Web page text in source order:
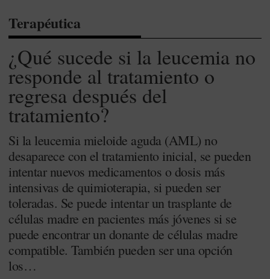
Terapéutica
¿Qué sucede si la leucemia no
responde al tratamiento o
regresa después del
tratamiento?
Si la leucemia mieloide aguda (AML) no
desaparece con el tratamiento inicial, se pueden
intentar nuevos medicamentos o dosis más
intensivas de quimioterapia, si pueden ser
toleradas. Se puede intentar un trasplante de
células madre en pacientes más jóvenes si se
puede encontrar un donante de células madre
compatible. También pueden ser una opción
los…